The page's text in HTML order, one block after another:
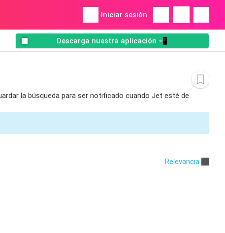
Iniciar sesión
Descarga nuestra aplicación 📲
la búsqueda para ser notificado cuando Jet esté de
Relevancia